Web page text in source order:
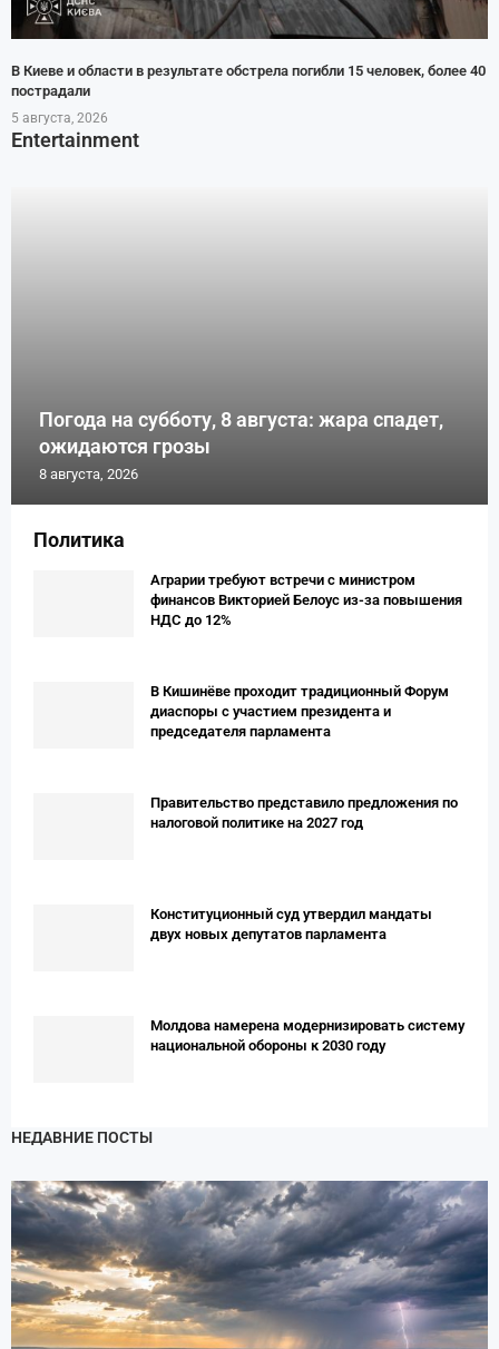
В Киеве и области в результате обстрела погибли 15 человек, более 40
пострадали
5 августа, 2026
Entertainment
Погода на субботу, 8 августа: жара спадет,
ожидаются грозы
8 августа, 2026
Политика
Аграрии требуют встречи с министром
финансов Викторией Белоус из-за повышения
НДС до 12%
В Кишинёве проходит традиционный Форум
диаспоры с участием президента и
председателя парламента
Правительство представило предложения по
налоговой политике на 2027 год
Конституционный суд утвердил мандаты
двух новых депутатов парламента
Молдова намерена модернизировать систему
национальной обороны к 2030 году
НЕДАВНИЕ ПОСТЫ